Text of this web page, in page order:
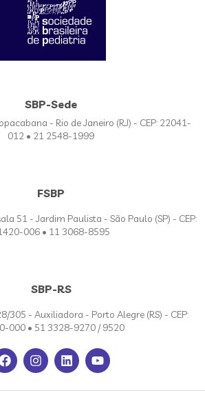
SBP-Sede
- Rio de Janeiro (RJ) - CEP: 22041-
012 • 21 2548-1999
FSBP
51 - Jardim Paulista - São Paulo (SP) - CEP:
006 • 11 3068-8595
SBP-RS
305 - Auxiliadora - Porto Alegre (RS) - CEP:
000 • 51 3328-9270 / 9520